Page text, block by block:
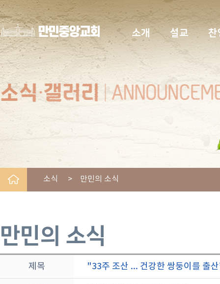
소개 설교 찬
소식 > 만민의 소식
만민의 소식
제목 "33주 조산 ... 건강한 쌍둥이를 출